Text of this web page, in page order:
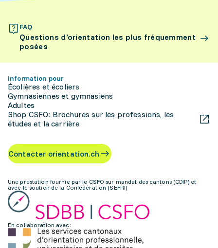
FAQ
Questions d’orientation les plus fréquemment
posées
Information pour
Écolières et écoliers
Gymnasiennes et gymnasiens
Adultes
Shop CSFO: Brochures sur les professions, les
études et la carrière
Contacter orientation.ch
Une prestation fournie par le CSFO sur mandat des cantons (CDIP) et
avec le soutien de la Confédération (SEFRI)
En collaboration avec: